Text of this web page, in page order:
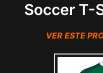
Soccer T-
VER ESTE